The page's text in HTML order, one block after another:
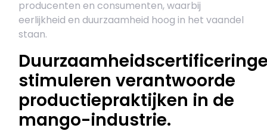
producenten en consumenten, waarbij
eerlijkheid en duurzaamheid hoog in het vaandel
staan.
stimuleren verantwoorde
productiepraktijken in de
mango-industrie.